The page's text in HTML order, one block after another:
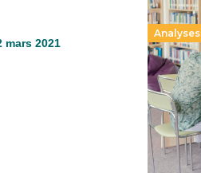
mars 2021
qui met
11 juillet
Le